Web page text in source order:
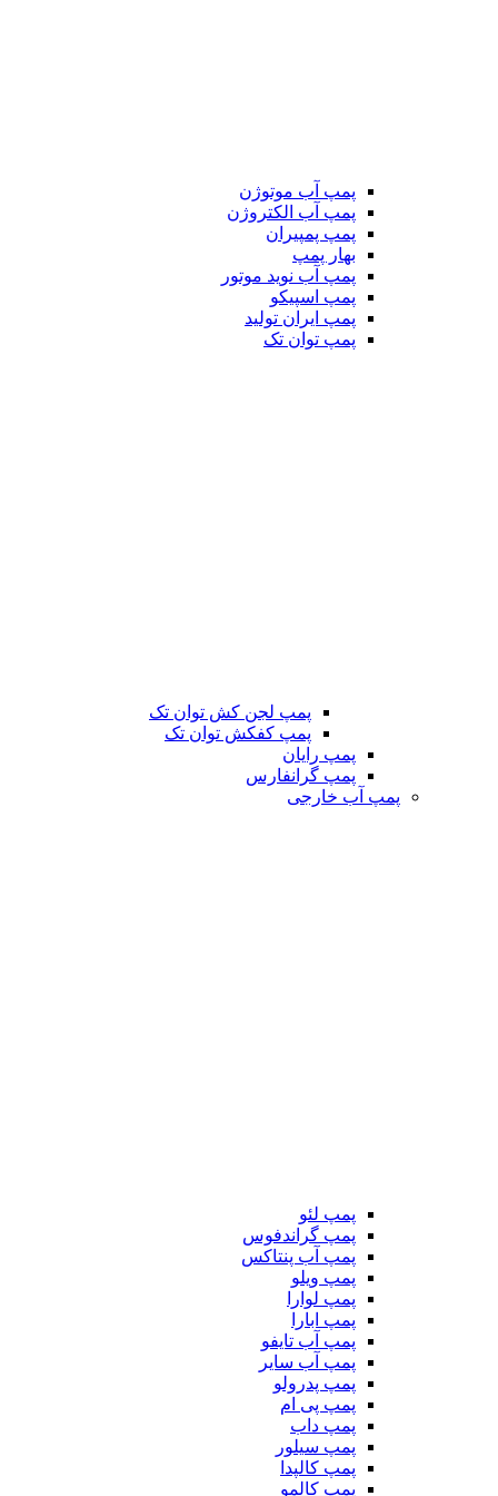
پمپ آب موتوژن
پمپ آب الکتروژن
پمپ پمپیران
بهار پمپ
پمپ آب نوید موتور
پمپ اسپیکو
پمپ ایران تولید
پمپ توان تک
پمپ لجن کش توان تک
پمپ کفکش توان تک
پمپ رایان
پمپ گرانفارس
پمپ آب خارجی
پمپ لئو
پمپ گراندفوس
پمپ آب پنتاکس
پمپ ویلو
پمپ لوارا
پمپ ابارا
پمپ آب تایفو
پمپ آب سایر
پمپ پدرولو
پمپ پی ام
پمپ داب
پمپ سیلور
پمپ کالپدا
پمپ کالمو